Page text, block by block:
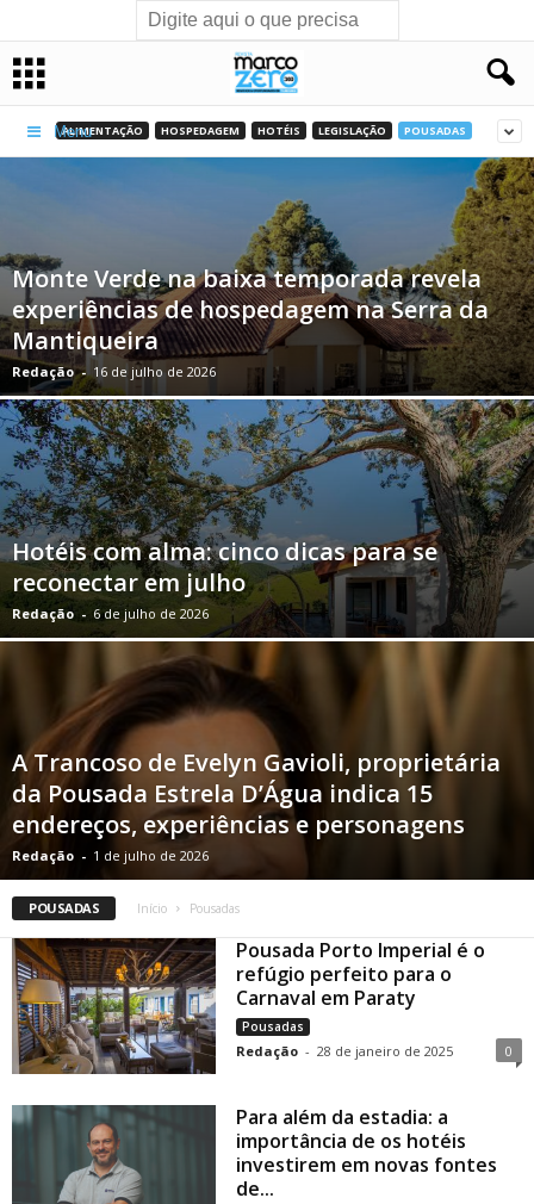
Menu
ALIMENTAÇÃO HOSPEDAGEM HOTÉIS LEGISLAÇÃO POUSADAS
Monte Verde na baixa temporada revela
experiências de hospedagem na Serra da
Mantiqueira
Redação - 16 de julho de 2026
Hotéis com alma: cinco dicas para se
reconectar em julho
Redação - 6 de julho de 2026
A Trancoso de Evelyn Gavioli, proprietária
da Pousada Estrela D’Água indica 15
endereços, experiências e personagens
Redação - 1 de julho de 2026
POUSADAS Início Pousadas
Pousada Porto Imperial é o
refúgio perfeito para o
Carnaval em Paraty
Pousadas
Redação - 28 de janeiro de 2025 0
Para além da estadia: a
importância de os hotéis
investirem em novas fontes
de...